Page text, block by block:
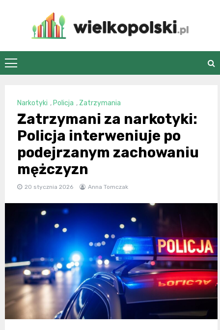
wielkopolski.pl
Narkotyki , Policja , Zatrzymania
Zatrzymani za narkotyki:
Policja interweniuje po
podejrzanym zachowaniu
mężczyzn
20 stycznia 2026 Anna Tomczak